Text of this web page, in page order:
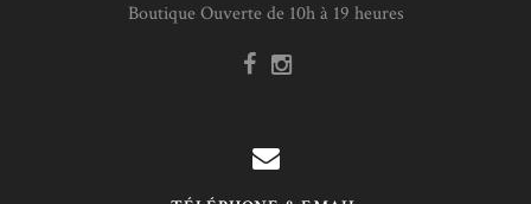
Boutique Ouverte de 10h à 19 heures